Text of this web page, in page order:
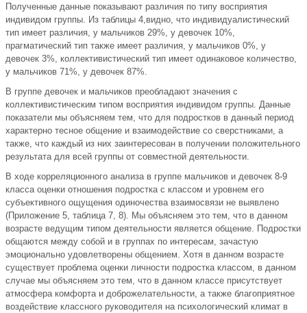
Полученные данные показывают различия по типу восприятия
индивидом группы. Из таблицы 4,видно, что индивидуалистический
тип имеет различия, у мальчиков 29%, у девочек 10%,
прагматический тип также имеет различия, у мальчиков 0%, у
девочек 3%, коллективистический тип имеет одинаковое количество,
у мальчиков 71%, у девочек 87%.
В группе девочек и мальчиков преобладают значения с
коллективистическим типом восприятия индивидом группы. Данные
показатели мы объясняем тем, что для подростков в данный период
характерно тесное общение и взаимодействие со сверстниками, а
также, что каждый из них заинтересован в получении положительного
результата для всей группы от совместной деятельности.
В ходе корреляционного анализа в группе мальчиков и девочек 8-9
класса оценки отношения подростка с классом и уровнем его
субъективного ощущения одиночества взаимосвязи не выявлено
(Приложение 5, таблица 7, 8). Мы объясняем это тем, что в данном
возрасте ведущим типом деятельности является общение. Подростки
общаются между собой и в группах по интересам, зачастую
эмоционально удовлетворены общением. Хотя в данном возрасте
существует проблема оценки личности подростка классом, в данном
случае мы объясняем это тем, что в данном классе присутствует
атмосфера комфорта и доброжелательности, а также благоприятное
воздействие классного руководителя на психологический климат в